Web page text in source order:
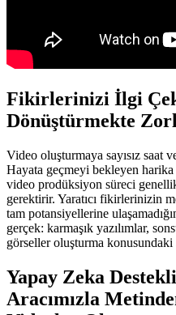
Fikirlerinizi İlgi
Dönüştürmekte
Video oluşturmaya sayısız saat
Hayata geçmeyi bekleyen harika
video prodüksiyon süreci
gerektirir. Yaratıcı fikirlerinizin
tam potansiyellerine
gerçek: karmaşık yazılımlar,
görseller oluşturma konusundaki
Yapay Zeka
Aracımızla